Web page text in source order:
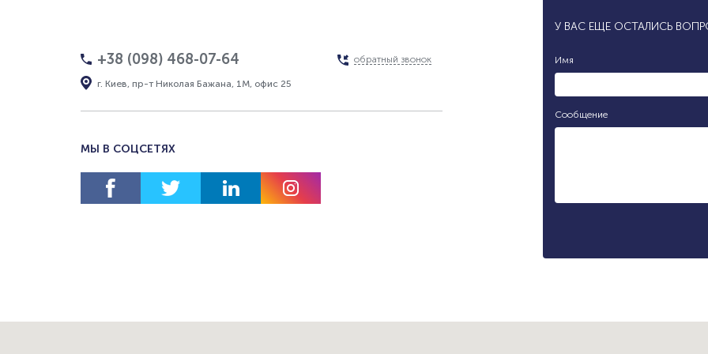
+38 (098) 468-07-64
г. Киев, пр-т Николая Бажана, 1М, офис 25
обратный звонок
МЫ В СОЦСЕТЯХ
У ВАС ЕЩЕ ОСТАЛИСЬ
Имя
Сообщение